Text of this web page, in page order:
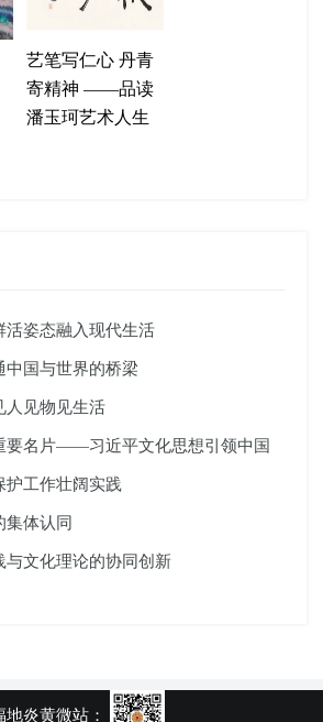
艺笔写仁心 丹青
寄精神 ——品读
潘玉珂艺术人生
活姿态融入现代生活
国与世界的桥梁
人见物见生活
要名片——习近平文化思想引领中国
护工作壮阔实践
集体认同
与文化理论的协同创新
地炎黄微站：